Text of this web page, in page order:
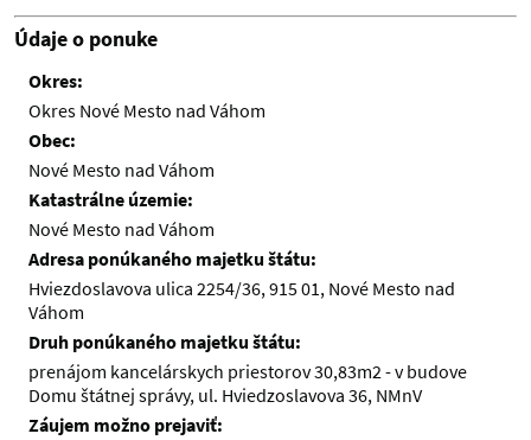
Údaje o ponuke
Okres:
Okres Nové Mesto nad Váhom
Obec:
Nové Mesto nad Váhom
Katastrálne územie:
Nové Mesto nad Váhom
Adresa ponúkaného majetku štátu:
Hviezdoslavova ulica 2254/36, 915 01, Nové Mesto nad
Váhom
Druh ponúkaného majetku štátu:
prenájom kancelárskych priestorov 30,83m2 - v budove
Domu štátnej správy, ul. Hviedzoslavova 36, NMnV
Záujem možno prejaviť: